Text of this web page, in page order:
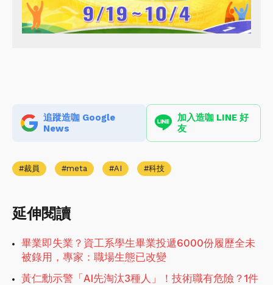
追蹤造咖 Google
News
加入造咖 LINE 好
友
裁員 meta AI 科技
延伸閱讀
畢業即失業？資工系學生畢業投遞6000份履歷全未
被錄用，專家：職場生態已改變
黃仁勳示警「AI先淘汰3種人」！技術職有危險？1件